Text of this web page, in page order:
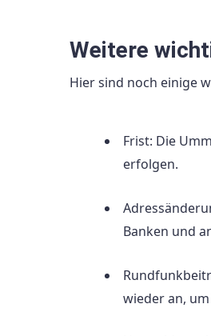
Weitere
Hier sind noch einige
Frist: Die
erfolgen.
Banken und
wieder an,